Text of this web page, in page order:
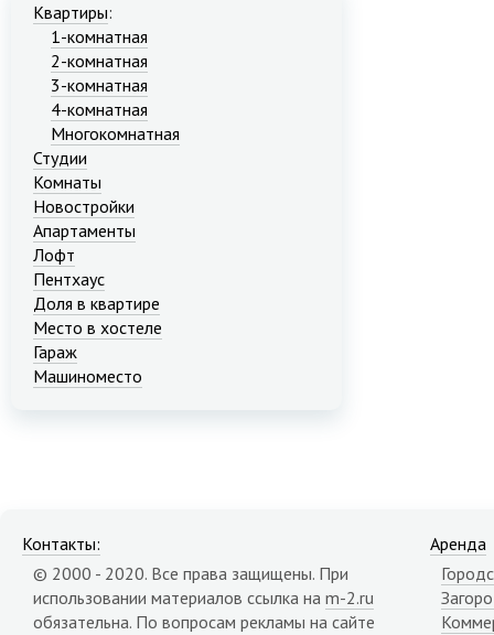
Квартиры:
1-комнатная
2-комнатная
3-комнатная
4-комнатная
Многокомнатная
Студии
Комнаты
Новостройки
Апартаменты
Лофт
Пентхаус
Доля в квартире
Место в хостеле
Гараж
Машиноместо
Контакты:
© 2000 - 2020. Все права защищены. При
использовании материалов ссылка на m-2.ru
обязательна. По вопросам рекламы на сайте
Аренда